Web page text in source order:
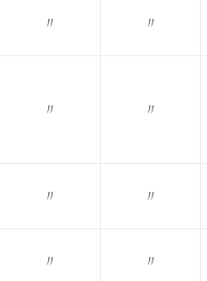
〃 〃
〃 〃
〃 〃
〃 〃